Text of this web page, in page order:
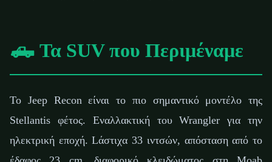
🛻 Τα SUV που Περιμέναμε
Το Jeep Recon είναι το πιο σημαντικό μοντέλο της
Stellantis φέτος. Εναλλακτική του Wrangler για την
ηλεκτρική εποχή. Lάστιχα 33 ιντσών, απόσταση από το